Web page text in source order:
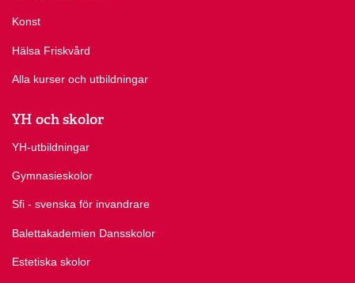
Konst
Hälsa Friskvård
Alla kurser och utbildningar
YH och skolor
YH-utbildningar
Gymnasieskolor
Sfi - svenska för invandrare
Balettakademien Dansskolor
Estetiska skolor